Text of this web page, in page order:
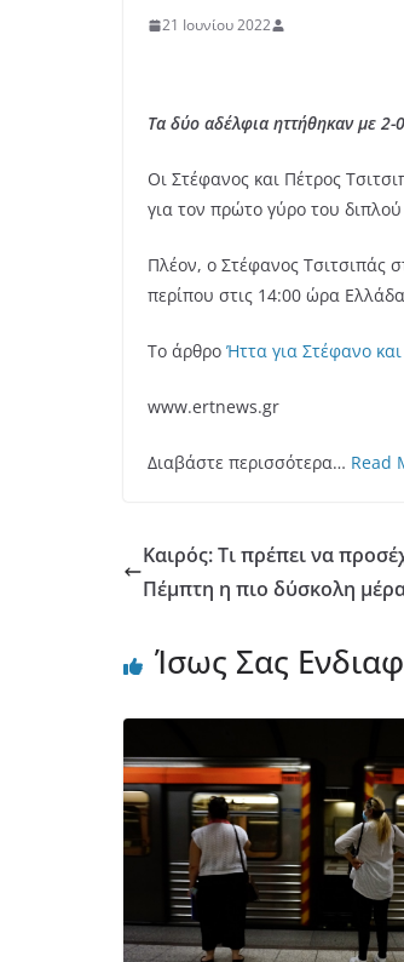
21 Ιουνίου 2022
Τα δύο αδέλφια ηττήθηκαν με
Οι Στέφανος και Πέτρος
για τον πρώτο γύρο του
Πλέον, ο Στέφανος Τσιτσιπάς
περίπου στις 14:00 ώρα
Το άρθρο Ήττα για Στέφανο
www.ertnews.gr
Διαβάστε περισσότερα… Read
Καιρός: Τι πρέπει να
Πέμπτη η πιο δύσκολη
Ίσως Σας